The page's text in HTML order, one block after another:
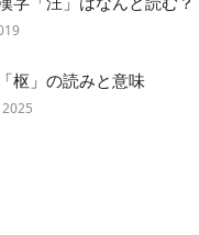
枢」の読みと意味